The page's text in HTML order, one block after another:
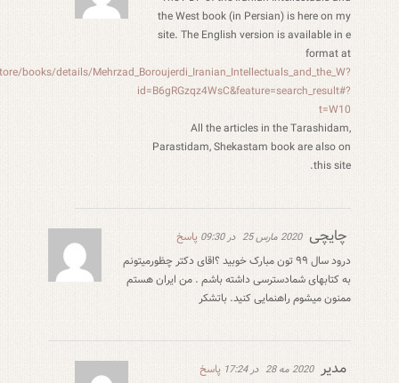
the West book (in Persian) is here on my
site. The English version is available in e
format at
books/details/Mehrzad_Boroujerdi_Iranian_Intellectuals_and_the_W?
id=B6gRGzqz4WsC&feature=search_result#?
t=W10
All the articles in the Tarashidam,
Parastidam, Shekastam book are also on
this site.
چایچی 2020 مارس 25 در 09:30
پاسخ
درود سال ۹۹ تون مبارک خوبید ؟اقای دکتر چظورمیتونم
به کتابهای شمادسترسی داشته باشم . من ایران هستم
ممنون میشوم راهنمایی کنید. باتشکر
مدیر 2020 مه 28 در 17:24
پاسخ